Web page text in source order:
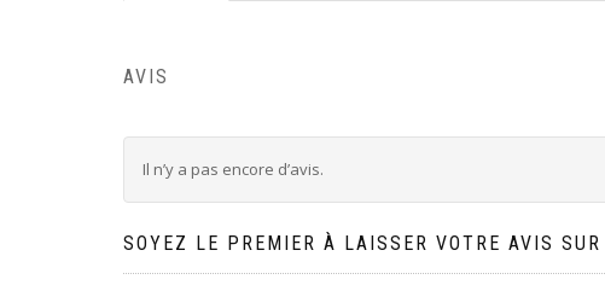
AVIS
Il n’y a pas encore d’avis.
SOYEZ LE PREMIER À LAISSER VOTRE AVIS